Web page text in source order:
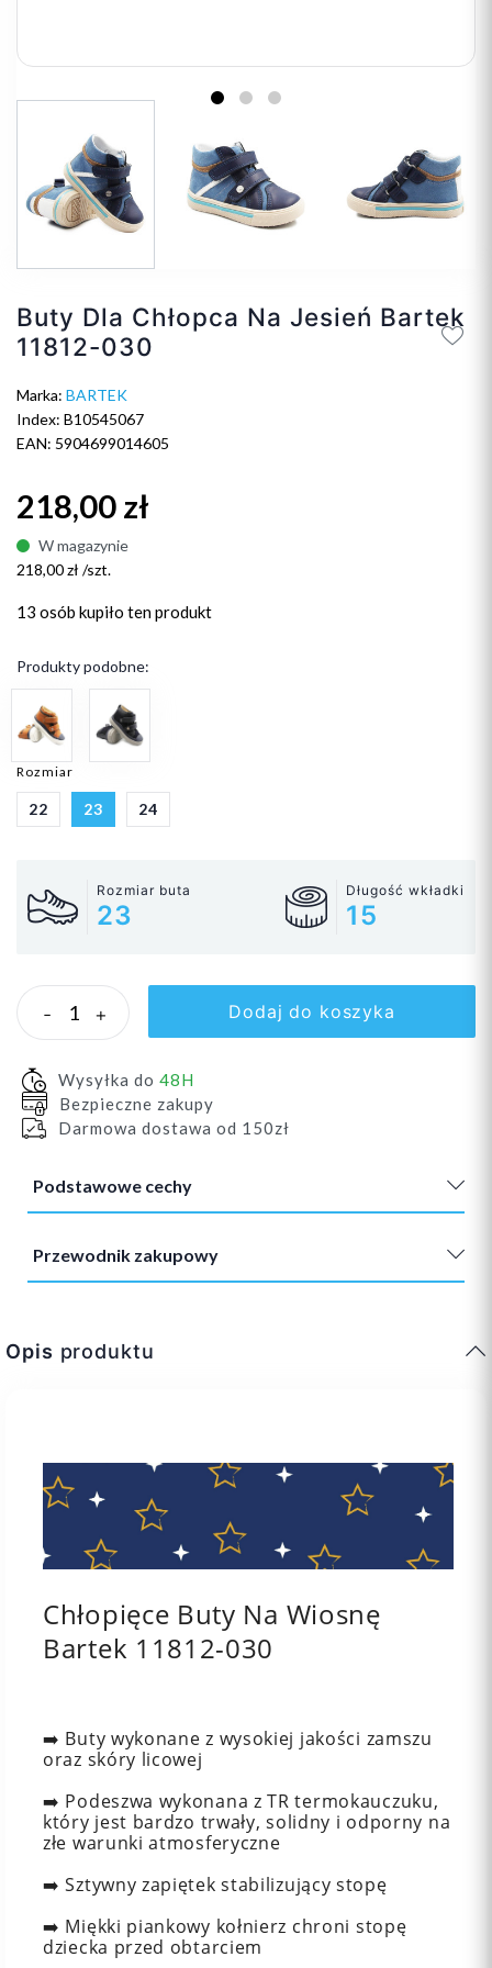
Buty Dla Chłopca Na Jesień Bartek
11812-030
Marka: BARTEK
Index: B10545067
EAN: 5904699014605
218,00 zł
W magazynie
218,00 zł /szt.
13 osób kupiło ten produkt
Produkty podobne:
Rozmiar
22 23 24
Rozmiar buta
23
Długość wkładki
15
- + Dodaj do koszyka
Wysyłka do 48H
Bezpieczne zakupy
Darmowa dostawa od 150zł
Podstawowe cechy
Przewodnik zakupowy
Opis produktu
Chłopięce Buty Na Wiosnę
Bartek 11812-030
➡️ Buty wykonane z wysokiej jakości zamszu
oraz skóry licowej
➡️ Podeszwa wykonana z TR termokauczuku,
który jest bardzo trwały, solidny i odporny na
złe warunki atmosferyczne
➡️ Sztywny zapiętek stabilizujący stopę
➡️ Miękki piankowy kołnierz chroni stopę
dziecka przed obtarciem